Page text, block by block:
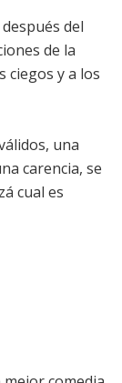
del
de la
ciegos y a los
una
carencia, se
cual es